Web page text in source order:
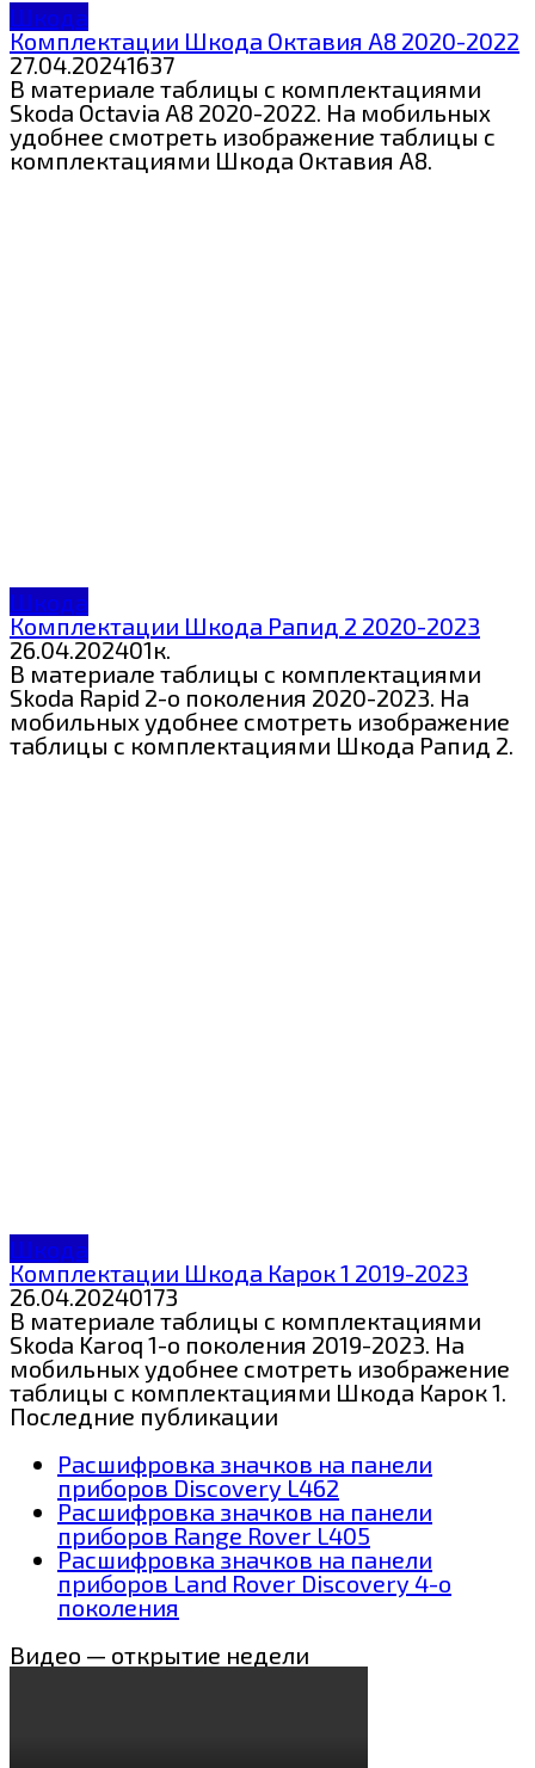
Шкода
Комплектации Шкода Октавия А8 2020-2022
27.04.20241637
В материале таблицы с комплектациями
Skoda Octavia A8 2020-2022. На мобильных
удобнее смотреть изображение таблицы с
комплектациями Шкода Октавия А8.
Шкода
Комплектации Шкода Рапид 2 2020-2023
26.04.202401к.
В материале таблицы с комплектациями
Skoda Rapid 2-о поколения 2020-2023. На
мобильных удобнее смотреть изображение
таблицы с комплектациями Шкода Рапид 2.
Шкода
Комплектации Шкода Карок 1 2019-2023
26.04.20240173
В материале таблицы с комплектациями
Skoda Karoq 1-о поколения 2019-2023. На
мобильных удобнее смотреть изображение
таблицы с комплектациями Шкода Карок 1.
Последние публикации
Расшифровка значков на панели
приборов Discovery L462
Расшифровка значков на панели
приборов Range Rover L405
Расшифровка значков на панели
приборов Land Rover Discovery 4-о
поколения
Видео — открытие недели